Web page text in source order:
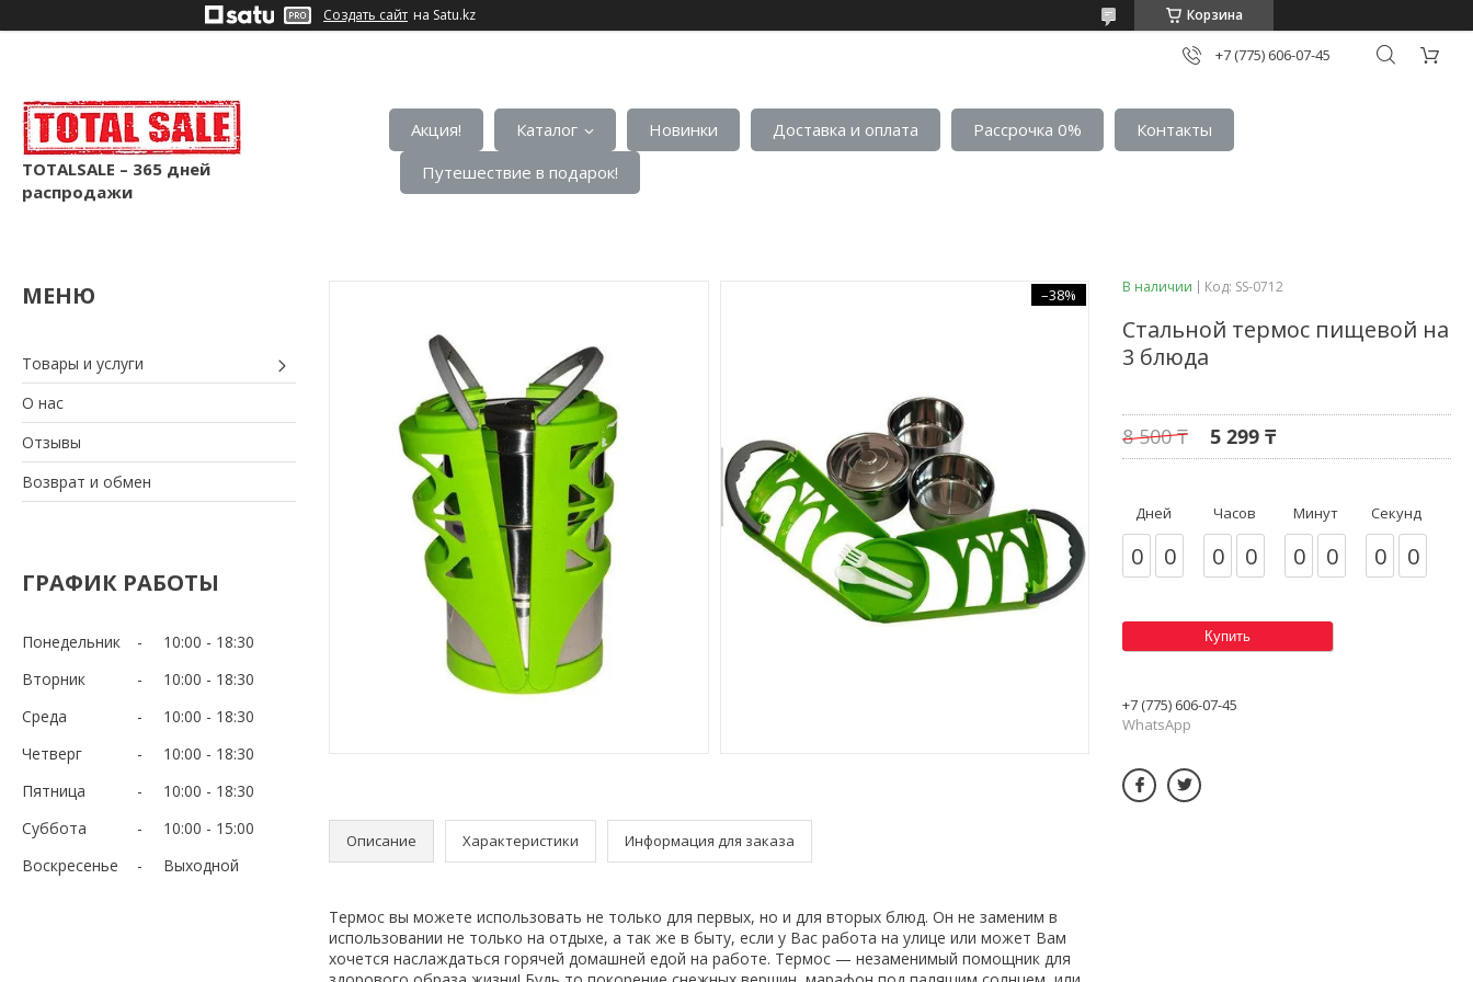
Создать сайт на Satu.kz Корзина
+7 (775) 606-07-45
TOTALSALE – 365 дней
распродажи
Акция! Каталог Новинки Доставка и оплата Рассрочка 0%
Контакты
Путешествие в подарок!
Товары и услуги
О нас
Отзывы
Возврат и обмен
ГРАФИК РАБОТЫ
Понедельник 10:00
18:30
Вторник
10:00
18:30
Среда
10:00
18:30
Четверг
10:00
18:30
Пятница
10:00
18:30
Суббота
10:00
15:00
Воскресенье
Выходной
–38%
Описание Характеристики Информация для заказа
Термос вы можете использовать не только для первых, но и для вторых блюд. Он не заменим в
использовании не только на отдыхе, а так же в быту, если у Вас работа на улице или может Вам
хочется наслаждаться горячей домашней едой на работе. Термос — незаменимый помощник для
В наличии Код: SS-0712
Стальной термос пищевой на
3 блюда
8 500 ₸ 5 299 ₸
Дней
0 0
Часов
0 0
Минут
0 0
Секунд
0 0
Купить
+7 (775) 606-07-45
WhatsApp